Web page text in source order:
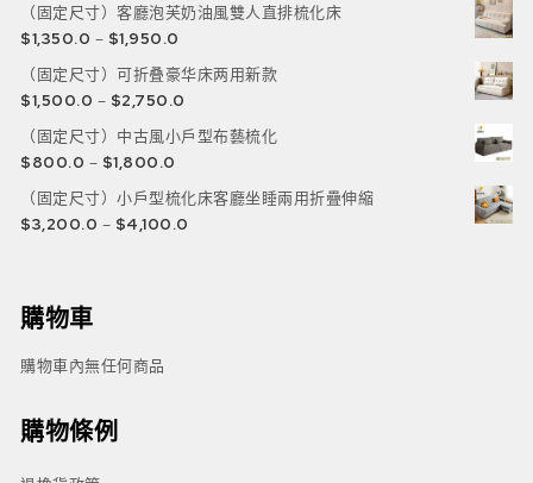
（固定尺寸）客廳泡芙奶油風雙人直排梳化床
$1,350.0 – $1,950.0
（固定尺寸）可折叠豪华床两用新款
$1,500.0 – $2,750.0
（固定尺寸）中古風小戶型布藝梳化
$800.0 – $1,800.0
（固定尺寸）小戶型梳化床客廳坐睡兩用折疊伸縮
$3,200.0 – $4,100.0
購物車
購物車內無任何商品
購物條例